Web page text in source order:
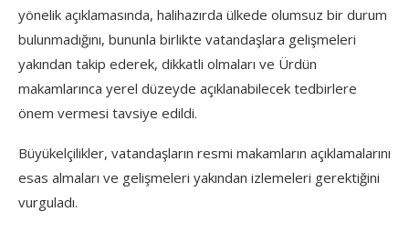
yönelik açıklamasında, halihazırda ülkede olumsuz bir durum
bulunmadığını, bununla birlikte vatandaşlara gelişmeleri
yakından takip ederek, dikkatli olmaları ve Ürdün
makamlarınca yerel düzeyde açıklanabilecek tedbirlere
önem vermesi tavsiye edildi.
Büyükelçilikler, vatandaşların resmi makamların açıklamalarını
esas almaları ve gelişmeleri yakından izlemeleri gerektiğini
vurguladı.